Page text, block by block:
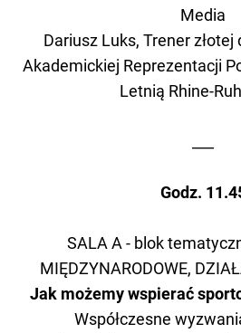
Media
Dariusz Luks, Trener
Akademickiej Reprezentacji
Letnią Rhine-
Godz.
SALA A - blok
MIĘDZYNARODOWE,
Jak możemy wspierać
Współczesne